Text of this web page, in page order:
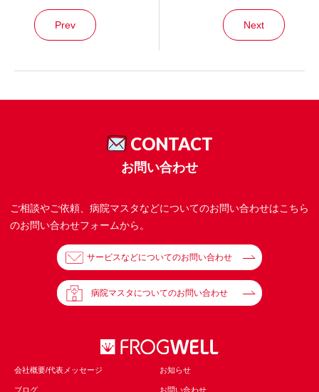
Prev Next
CONTACT
お問い合わせ
ご相談やご依頼、病院マスタなどについてのお問い合わせはこちら
のお問い合わせフォームから。
サービスなどについてのお問い合わせ
病院マスタについてのお問い合わせ
会社概要/代表メッセージ お知らせ
ブログ お問い合わせ